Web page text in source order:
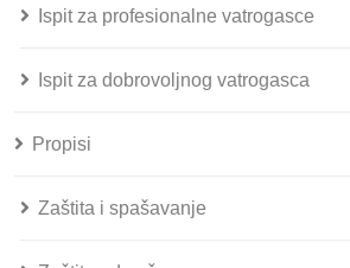
Ispit za profesionalne vatrogasce
Ispit za dobrovoljnog vatrogasca
Propisi
Zaštita i spašavanje